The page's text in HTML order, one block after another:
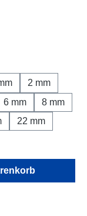
2 mm
6 mm
8 mm
22 mm